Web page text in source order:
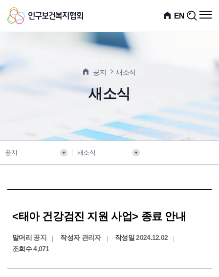
인
구
건
회
EN
검
전
메
공지
새소식
새소식
공지 새소식
<태아 건강검진 지원 사업> 종료 안내
말머리 공지 작성자관리자 작성일 2024.12.02
조회수4,071